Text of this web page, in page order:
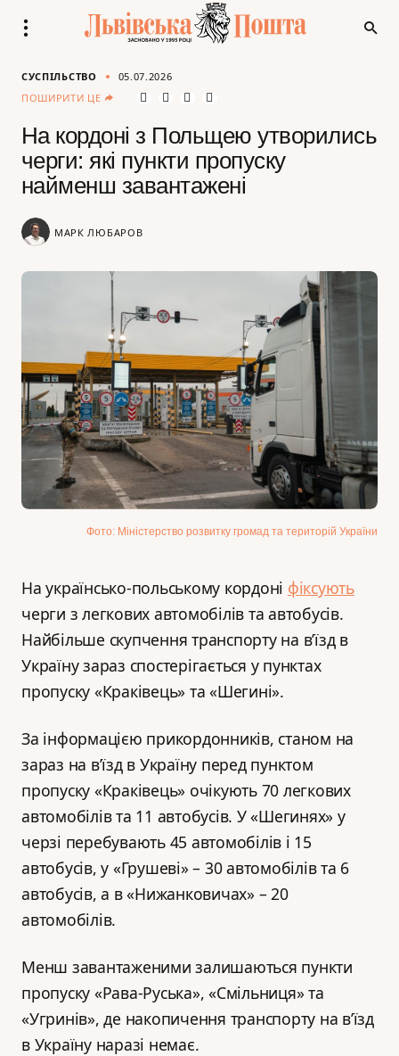
СУСПІЛЬСТВО
05.07.2026
ПОШИРИТИ ЦЕ
На кордоні з Польщею утворились
черги: які пункти пропуску
найменш завантажені
МАРК ЛЮБАРОВ
Фото: Міністерство розвитку громад та територій України
На українсько-польському кордоні фіксують
черги з легкових автомобілів та автобусів.
Найбільше скупчення транспорту на в’їзд в
Україну зараз спостерігається у пунктах
пропуску «Краківець» та «Шегині».
За інформацією прикордонників, станом на
зараз на в’їзд в Україну перед пунктом
пропуску «Краківець» очікують 70 легкових
автомобілів та 11 автобусів. У «Шегинях» у
черзі перебувають 45 автомобілів і 15
автобусів, у «Грушеві» – 30 автомобілів та 6
автобусів, а в «Нижанковичах» – 20
автомобілів.
Менш завантаженими залишаються пункти
пропуску «Рава-Руська», «Смільниця» та
«Угринів», де накопичення транспорту на в’їзд
в Україну наразі немає.